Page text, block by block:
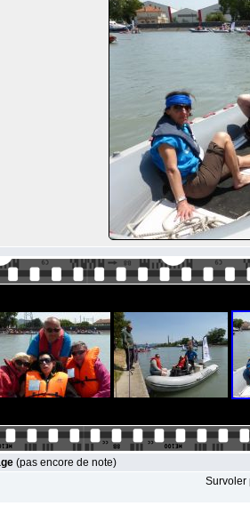
(pas encore de note)
Survoler